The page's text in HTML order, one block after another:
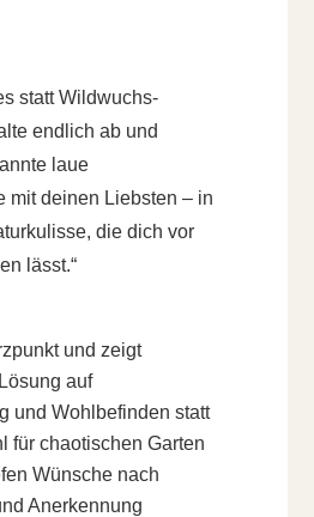
statt Wildwuchs-
endlich ab und
laue
mit deinen Liebsten – in
die dich vor
lässt.“
und zeigt
auf
und Wohlbefinden statt
für chaotischen Garten
Wünsche nach
Anerkennung